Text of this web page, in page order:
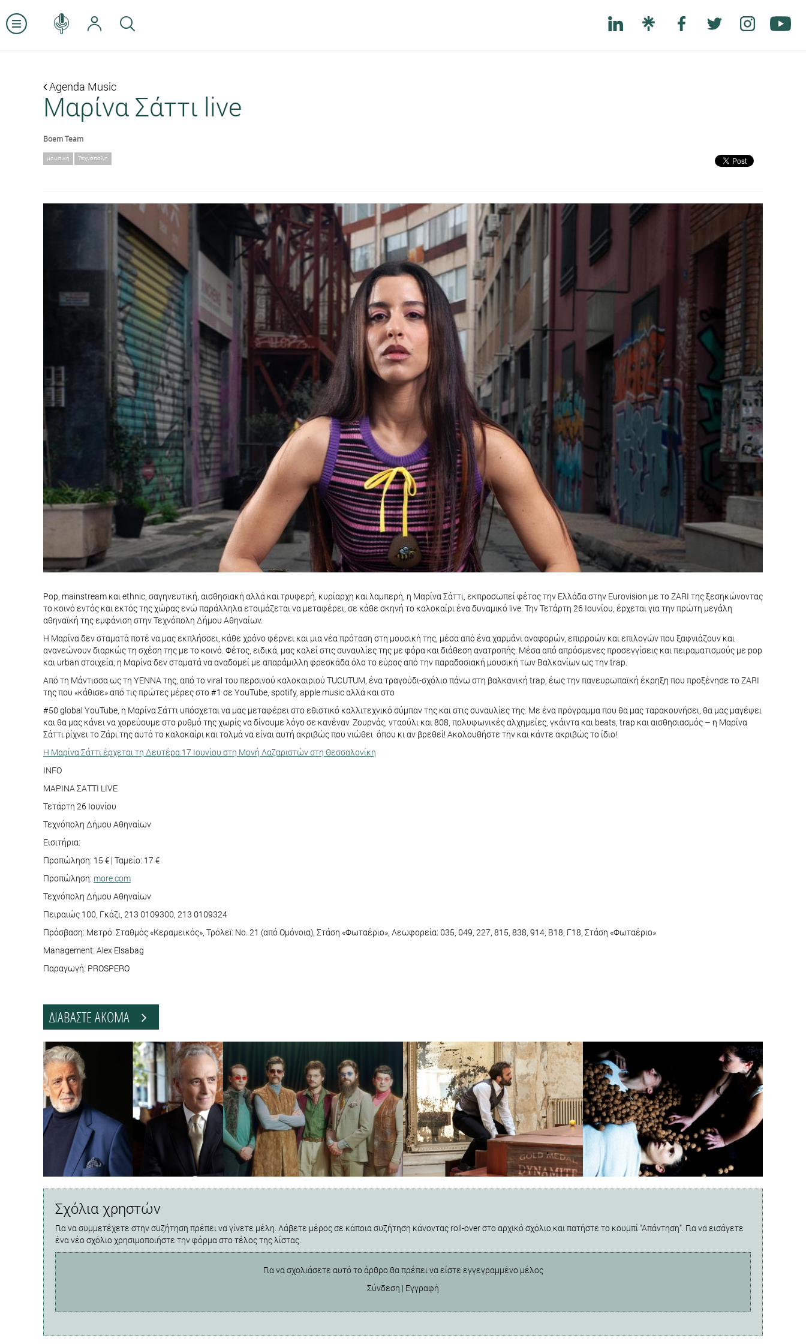
Agenda Music
Μαρίνα Σάττι live
Boem Team
μουσική Τεχνόπολη
Pop, mainstream και ethnic, σαγηνευτική, αισθησιακή αλλά και τρυφερή, κυρίαρχη και λαμπερή, η Μαρίνα Σάττι, εκπροσωπεί φέτος την Ελλάδα στην Eurovision με το ΖARI της ξεσηκώνοντας
το κοινό εντός και εκτός της χώρας ενώ παράλληλα ετοιμάζεται να μεταφέρει, σε κάθε σκηνή το καλοκαίρι ένα δυναμικό live. Την Τετάρτη 26 Ιουνίου, έρχεται για την πρώτη μεγάλη
αθηναϊκή της εμφάνιση στην Τεχνόπολη Δήμου Αθηναίων.
Η Μαρίνα δεν σταματά ποτέ να μας εκπλήσσει, κάθε χρόνο φέρνει και μια νέα πρόταση στη μουσική της, μέσα από ένα χαρμάνι αναφορών, επιρροών και επιλογών που ξαφνιάζουν και
ανανεώνουν διαρκώς τη σχέση της με το κοινό. Φέτος, ειδικά, μας καλεί στις συναυλίες της με φόρα και διάθεση ανατροπής. Μέσα από απρόσμενες προσεγγίσεις και πειραματισμούς με pop
και urban στοιχεία, η Μαρίνα δεν σταματά να αναδομεί με απαράμιλλη φρεσκάδα όλο το εύρος από την παραδοσιακή μουσική των Βαλκανίων ως την trap.
Από τη Μάντισσα ως τη YENNA της, από το viral του περσινού καλοκαιριού TUCUTUM, ένα τραγούδι-σχόλιο πάνω στη βαλκανική trap, έως την πανευρωπαϊκή έκρηξη που προξένησε το ZΑRI
της που «κάθισε» από τις πρώτες μέρες στο #1 σε YouTube, spotify, apple music αλλά και στο
#50 global YouTube, η Μαρίνα Σάττι υπόσχεται να μας μεταφέρει στο εθιστικό καλλιτεχνικό σύμπαν της και στις συναυλίες της. Mε ένα πρόγραμμα που θα μας ταρακουνήσει, θα μας μαγέψει
και θα μας κάνει να χορεύουμε στο ρυθμό της χωρίς να δίνουμε λόγο σε κανέναν. Ζουρνάς, νταούλι και 808, πολυφωνικές αλχημείες, γκάιντα και beats, trap και αισθησιασμός – η Μαρίνα
Σάττι ρίχνει το Ζάρι της αυτό το καλοκαίρι και τολμά να είναι αυτή ακριβώς που νιώθει όπου κι αν βρεθεί! Ακολουθήστε την και κάντε ακριβώς το ίδιο!
Η Μαρίνα Σάττι έρχεται τη Δευτέρα 17 Ιουνίου στη Μονή Λαζαριστών στη Θεσσαλονίκη
INFO
ΜΑΡΙΝΑ ΣΑΤΤΙ LIVE
Τετάρτη 26 Ιουνίου
Τεχνόπολη Δήμου Αθηναίων
Εισιτήρια:
Προπώληση: 15 € | Ταμείο: 17 €
Προπώληση: more.com
Τεχνόπολη Δήμου Αθηναίων
Πειραιώς 100, Γκάζι, 213 0109300, 213 0109324
Πρόσβαση: Μετρό: Σταθμός «Κεραμεικός», Τρόλεï: No. 21 (από Ομόνοια), Στάση «Φωταέριο», Λεωφορεία: 035, 049, 227, 815, 838, 914, Β18, Γ18, Στάση «Φωταέριο»
Management: Alex Elsabag
Παραγωγή: PROSPERO
ΔΙΑΒΑΣΤΕ ΑΚΟΜΑ
Σχόλια χρηστών
Για να συμμετέχετε στην συζήτηση πρέπει να γίνετε μέλη. Λάβετε μέρος σε κάποια συζήτηση κάνοντας roll-over στο αρχικό σχόλιο και πατήστε το κουμπί "Απάντηση". Για να εισάγετε
ένα νέο σχόλιο χρησιμοποιήστε την φόρμα στο τέλος της λίστας.
Για να σχολιάσετε αυτό το άρθρο θα πρέπει να είστε εγγεγραμμένο μέλος
Σύνδεση | Εγγραφή